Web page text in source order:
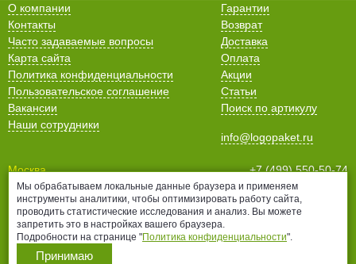
Гарантии
Возврат
Доставка
Оплата
Акции
Статьи
Поиск по артикулу
info@logopaket.ru
О компании
Контакты
Часто задаваемые вопросы
Карта сайта
Политика конфиденциальности
Пользовательское соглашение
Вакансии
Наши сотрудники
Москва
+7 (499) 550-50-74
Санкт-Петербург
+7 (812) 678-99-38
Нижний Новгород
+7 (831) 435-16-76
Белгород
Мы обрабатываем локальные данные браузера и применяем
инструменты аналитики, чтобы оптимизировать работу сайта,
проводить статистические исследования и анализ. Вы можете
запретить это в настройках вашего браузера.
Подробности на странице "Политика конфиденциальности".
Принимаю